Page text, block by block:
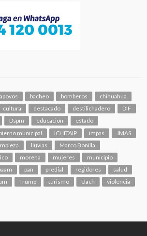
apoyos bacheo bomberos
chihuahua
cultura destacado destilichadero
DIF
Dspm educacion
estado
municipal ICHITAIP impas
JMAS
lluvias
Marco Bonilla
morena mujeres
municipio
pan predial regidores
salud
Trump turismo Uach violencia